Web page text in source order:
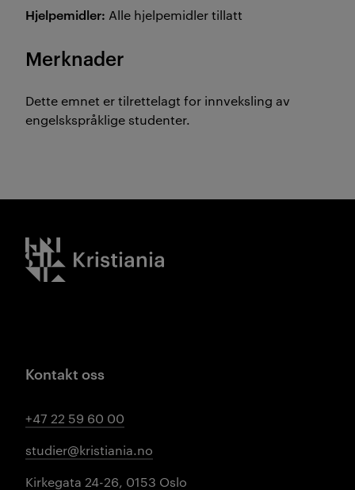
Hjelpemidler: Alle hjelpemidler tillatt
Merknader
Dette emnet er tilrettelagt for innveksling av
engelskspråklige studenter.
Kristiania logo
Kontakt oss
+47 22 59 60 00
studier@kristiania.no
Kirkegata 24-26, 0153 Oslo